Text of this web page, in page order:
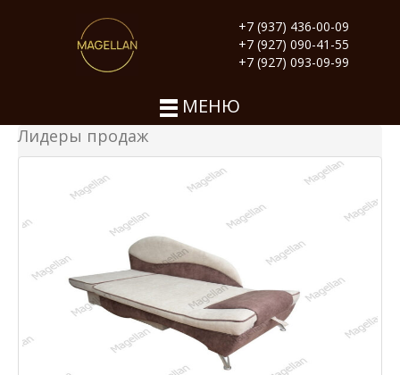
+7 (937) 436-00-09
+7 (927) 090-41-55
+7 (927) 093-09-99
МЕНЮ
Лидеры продаж